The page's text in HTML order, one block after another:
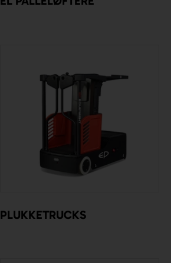
PLUKKETRUCKS